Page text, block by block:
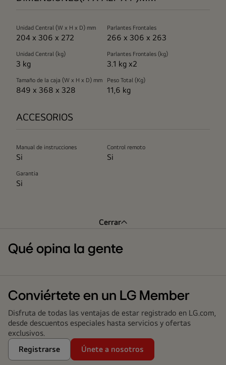
Unidad Central (W x H x D) mm
204 x 306 x 272
Parlantes Frontales
266 x 306 x 263
Unidad Central (kg)
3 kg
Parlantes Frontales (kg)
3.1 kg x2
Tamaño de la caja (W x H x D) mm
849 x 368 x 328
Peso Total (Kg)
11,6 kg
ACCESORIOS
Manual de instrucciones
Si
Control remoto
Si
Garantia
Si
Cerrar
Qué opina la gente
Conviértete en un LG Member
Disfruta de todas las ventajas de estar registrado en LG.com,
desde descuentos especiales hasta servicios y ofertas
exclusivos.
Registrarse
Únete a nosotros